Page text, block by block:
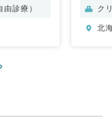
診療）
ク
北